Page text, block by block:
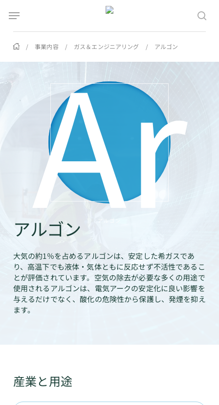
main
content
Menu
/ 事業内容 / ガス＆エンジニアリング / アルゴン
Ar
アルゴン
アルゴン
大気の約1％を占めるアルゴンは、安定した希ガスであ
り、高温下でも液体・気体ともに反応せず不活性であるこ
とが評価されています。空気の除去が必要な多くの用途で
使用されるアルゴンは、電気アークの安定化に良い影響を
与えるだけでなく、酸化の危険性から保護し、発煙を抑え
ます。
産業と用途